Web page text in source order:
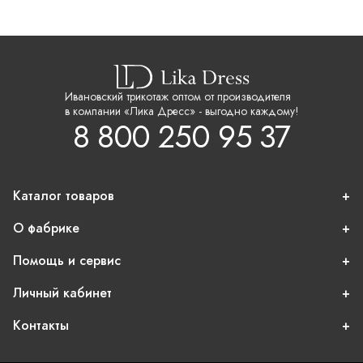
Ивановский трикотаж оптом от производителя
в компании «Лика Дресс» - выгодно каждому!
8 800 250 95 37
Каталог товаров
О фабрике
Помощь и сервис
Личный кабинет
Контакты